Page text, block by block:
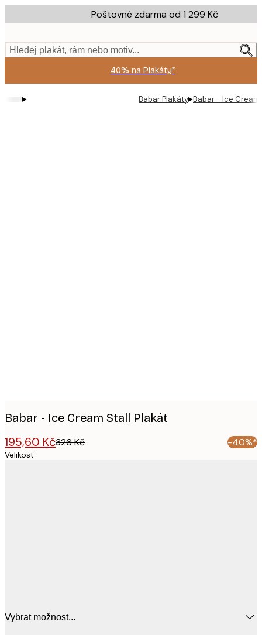
to
content.
Poštovné zdarma od 1 299 Kč
Hledej plakát, rám nebo motiv...
40% na Plakáty*
▸ Babar Plakáty▸Babar - Ice Cream
Babar - Ice Cream Stall Plakát
195,60 Kč326 Kč -40%*
Velikost
Vybrat možnost...